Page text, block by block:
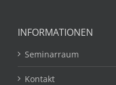
INFORMATIONEN
Seminarraum
Kontakt